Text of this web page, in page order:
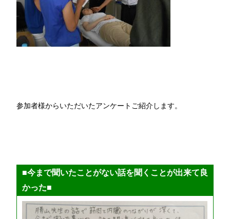
参加者様からいただいたアンケートご紹介します。
■今まで聞いたことがない話を聞くことが出来て良
かった■